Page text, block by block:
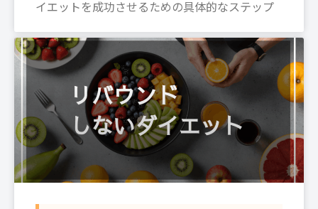
イエットを成功させるための具体的なステップ